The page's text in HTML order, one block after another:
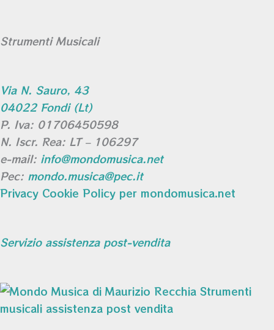
Strumenti Musicali
Via N. Sauro, 43
04022 Fondi (Lt)
P. Iva: 01706450598
N. Iscr. Rea: LT – 106297
e-mail: info@mondomusica.net
Pec: mondo.musica@pec.it
Privacy Cookie Policy per mondomusica.net
Servizio assistenza post-vendita